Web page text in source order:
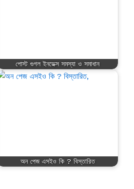
পোস্ট গুগল ইনডেক্স সমস্যা ও সমাধান
অন পেজ এসইও কি ? বিস্তারিত